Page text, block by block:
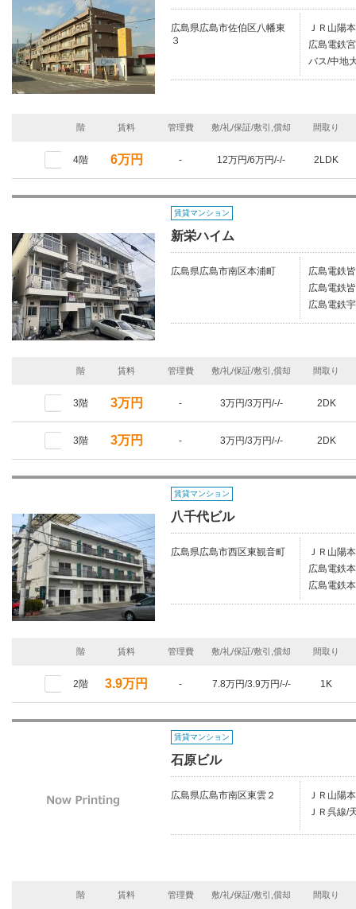
広島県広島市佐伯区八幡東
３
ＪＲ山陽
広島電鉄
バス/中地
階 賃料 管理費 敷/礼/保証/敷引,償却 間取り
4階 6万円 - 12万円/6万円/-/- 2LDK
賃貸マンション
新栄ハイム
広島県広島市南区本浦町
広島電鉄
広島電鉄
広島電鉄
階 賃料 管理費 敷/礼/保証/敷引,償却 間取り
3階 3万円 - 3万円/3万円/-/- 2DK
3階 3万円 - 3万円/3万円/-/- 2DK
賃貸マンション
八千代ビル
広島県広島市西区東観音町
ＪＲ山陽
広島電鉄
広島電鉄
階 賃料 管理費 敷/礼/保証/敷引,償却 間取り
2階 3.9万円 - 7.8万円/3.9万円/-/- 1K
賃貸マンション
石原ビル
広島県広島市南区東雲２
ＪＲ山陽
ＪＲ呉線/
階 賃料 管理費 敷/礼/保証/敷引,償却 間取り